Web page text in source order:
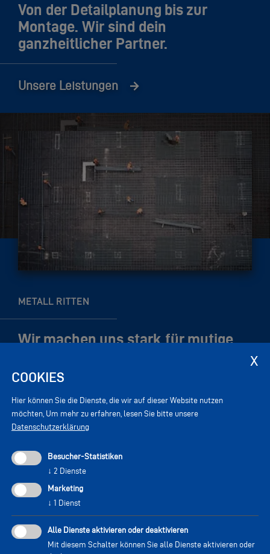
Von der Detailplanung bis zur
Montage. Wir sind dein
ganzheitlicher Partner.
Unsere Leistungen
METALL RITTEN
Wir machen uns stark für mutige
Kontakt
UNSERE REFERENZEN
Technologie
Zentrum
Loacker
ZUM PROJEKT ZUM PROJEKT
COOKIES
Hier können Sie die Dienste, die wir auf dieser Website nutzen
möchten, Um mehr zu erfahren, lesen Sie bitte unsere
Datenschutzerklärung
Besucher-Statistiken
↓ 2 Dienste
Marketing
↓ 1 Dienst
Alle Dienste aktivieren oder deaktivieren
Mit diesem Schalter können Sie alle Dienste aktivieren oder